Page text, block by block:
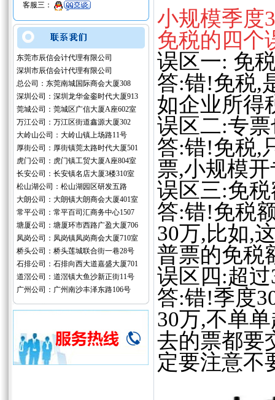
客服三：
东莞市辰信会计代理有限公司
深圳市辰信会计代理有限公司
总公司：东莞南城国际商会大厦308
深圳公司：深圳龙华金銮时代大厦913
莞城公司：莞城区广信大厦A座602室
万江公司：万江区街道鑫源大厦302
大岭山公司：大岭山镇上场路11号
厚街公司：厚街镇莞太路时代大厦501
虎门公司：虎门镇工贸大厦A座804室
长安公司：长安镇名店大厦3楼310室
松山湖公司：松山湖园区研发五路
大朗公司：大朗镇大朗商会大厦401室
常平公司：常平百司汇商务中心1507
塘厦公司：塘厦环市西路广盈大厦706
凤岗公司：凤岗镇凤岗商会大厦710室
桥头公司：桥头莲城联合街一巷28号
石排公司：石排向西大道嘉盛大厦701
道滘公司：道滘镇大鱼沙新正街11号
广州公司：广州南沙丰泽东路106号
小规模季度
免税的四个
误区一: 免
答:错!免税,
如企业所得
误区二:专
答:错!免税,
票,小规模
误区三:免
答:错!免税
30万,比如,
普票的免税
误区四:超
答:错!季度
30万,不单
去的票都要
定要注意不